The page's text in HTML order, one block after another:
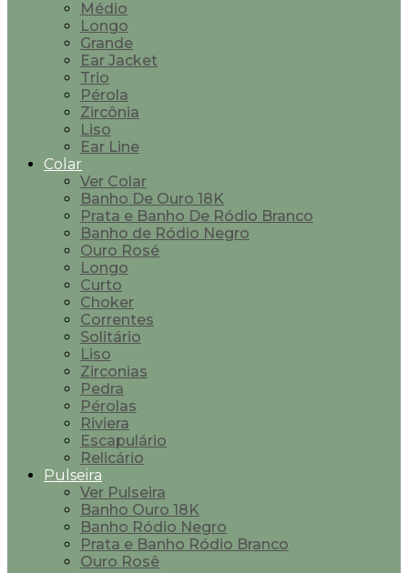
Médio
Longo
Grande
Ear Jacket
Trio
Pérola
Zircônia
Liso
Ear Line
Colar
Ver Colar
Banho De Ouro 18K
Prata e Banho De Ródio Branco
Banho de Ródio Negro
Ouro Rosé
Longo
Curto
Choker
Correntes
Solitário
Liso
Zirconias
Pedra
Pérolas
Riviera
Escapulário
Relicário
Pulseira
Ver Pulseira
Banho Ouro 18K
Banho Ródio Negro
Prata e Banho Ródio Branco
Ouro Rosê